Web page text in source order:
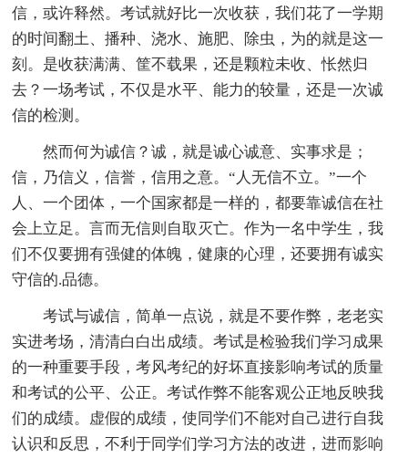
信，或许释然。考试就好比一次收获，我们花了一学期
的时间翻土、播种、浇水、施肥、除虫，为的就是这一
刻。是收获满满、筐不载果，还是颗粒未收、怅然归
去？一场考试，不仅是水平、能力的较量，还是一次诚
信的检测。
然而何为诚信？诚，就是诚心诚意、实事求是；
信，乃信义，信誉，信用之意。“人无信不立。”一个
人、一个团体，一个国家都是一样的，都要靠诚信在社
会上立足。言而无信则自取灭亡。作为一名中学生，我
们不仅要拥有强健的体魄，健康的心理，还要拥有诚实
守信的.品德。
考试与诚信，简单一点说，就是不要作弊，老老实
实进考场，清清白白出成绩。考试是检验我们学习成果
的一种重要手段，考风考纪的好坏直接影响考试的质量
和考试的公平、公正。考试作弊不能客观公正地反映我
们的成绩。虚假的成绩，使同学们不能对自己进行自我
认识和反思，不利于同学们学习方法的改进，进而影响